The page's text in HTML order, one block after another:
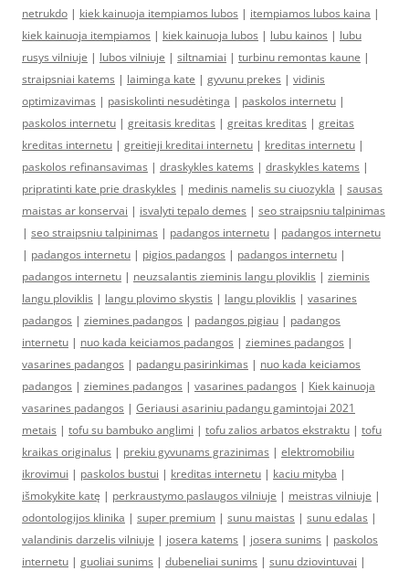
netrukdo | kiek kainuoja itempiamos lubos | itempiamos lubos kaina |
kiek kainuoja itempiamos | kiek kainuoja lubos | lubu kainos | lubu
rusys vilniuje | lubos vilniuje | siltnamiai | turbinu remontas kaune |
straipsniai katems | laiminga kate | gyvunu prekes | vidinis
optimizavimas | pasiskolinti nesudėtinga | paskolos internetu |
paskolos internetu | greitasis kreditas | greitas kreditas | greitas
kreditas internetu | greitieji kreditai internetu | kreditas internetu |
paskolos refinansavimas | draskykles katems | draskykles katems |
pripratinti kate prie draskykles | medinis namelis su ciuozykla | sausas
maistas ar konservai | isvalyti tepalo demes | seo straipsniu talpinimas
| seo straipsniu talpinimas | padangos internetu | padangos internetu
| padangos internetu | pigios padangos | padangos internetu |
padangos internetu | neuzsalantis zieminis langu ploviklis | zieminis
langu ploviklis | langu plovimo skystis | langu ploviklis | vasarines
padangos | ziemines padangos | padangos pigiau | padangos
internetu | nuo kada keiciamos padangos | ziemines padangos |
vasarines padangos | padangu pasirinkimas | nuo kada keiciamos
padangos | ziemines padangos | vasarines padangos | Kiek kainuoja
vasarines padangos | Geriausi asariniu padangu gamintojai 2021
metais | tofu su bambuko anglimi | tofu zalios arbatos ekstraktu | tofu
kraikas originalus | prekiu gyvunams grazinimas | elektromobiliu
ikrovimui | paskolos bustui | kreditas internetu | kaciu mityba |
išmokykite katę | perkraustymo paslaugos vilniuje | meistras vilniuje |
odontologijos klinika | super premium | sunu maistas | sunu edalas |
valandinis darzelis vilniuje | josera katems | josera sunims | paskolos
internetu | guoliai sunims | dubeneliai sunims | sunu dziovintuvai |